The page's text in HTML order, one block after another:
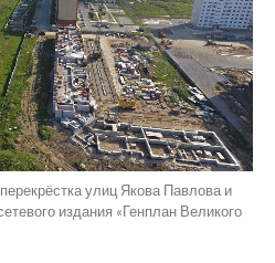
улиц Якова Павлова и
издания «Генплан Великого